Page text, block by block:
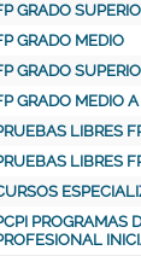
GRADO
GRADO MEDIO
GRADO
GRADO MEDIO
LIBRES
LIBRES
PROGRAMAS